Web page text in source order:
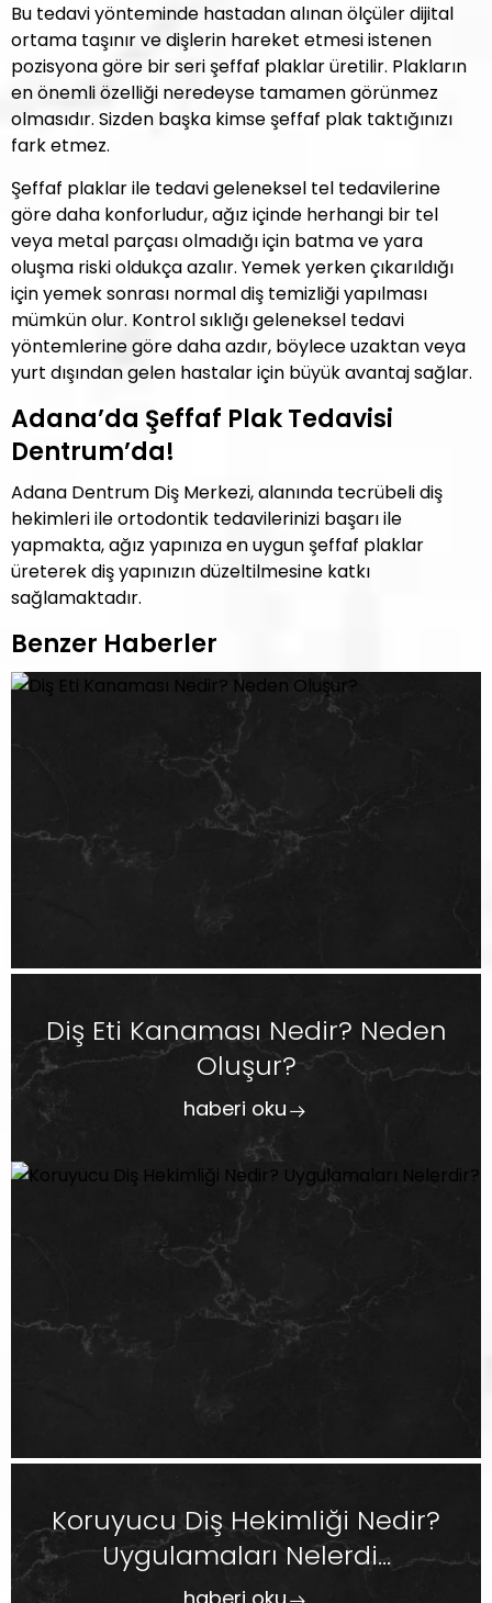
Bu tedavi yönteminde hastadan alınan ölçüler dijital
ortama taşınır ve dişlerin hareket etmesi istenen
pozisyona göre bir seri şeffaf plaklar üretilir. Plakların
en önemli özelliği neredeyse tamamen görünmez
olmasıdır. Sizden başka kimse şeffaf plak taktığınızı
fark etmez.
Şeffaf plaklar ile tedavi geleneksel tel tedavilerine
göre daha konforludur, ağız içinde herhangi bir tel
veya metal parçası olmadığı için batma ve yara
oluşma riski oldukça azalır. Yemek yerken çıkarıldığı
için yemek sonrası normal diş temizliği yapılması
mümkün olur. Kontrol sıklığı geleneksel tedavi
yöntemlerine göre daha azdır, böylece uzaktan veya
yurt dışından gelen hastalar için büyük avantaj sağlar.
Adana’da Şeffaf Plak Tedavisi
Dentrum’da!
Adana Dentrum Diş Merkezi, alanında tecrübeli diş
hekimleri ile ortodontik tedavilerinizi başarı ile
yapmakta, ağız yapınıza en uygun şeffaf plaklar
üreterek diş yapınızın düzeltilmesine katkı
sağlamaktadır.
Benzer Haberler
Diş Eti Kanaması Nedir? Neden
Oluşur?
haberi oku
Koruyucu Diş Hekimliği Nedir?
Uygulamaları Nelerdi...